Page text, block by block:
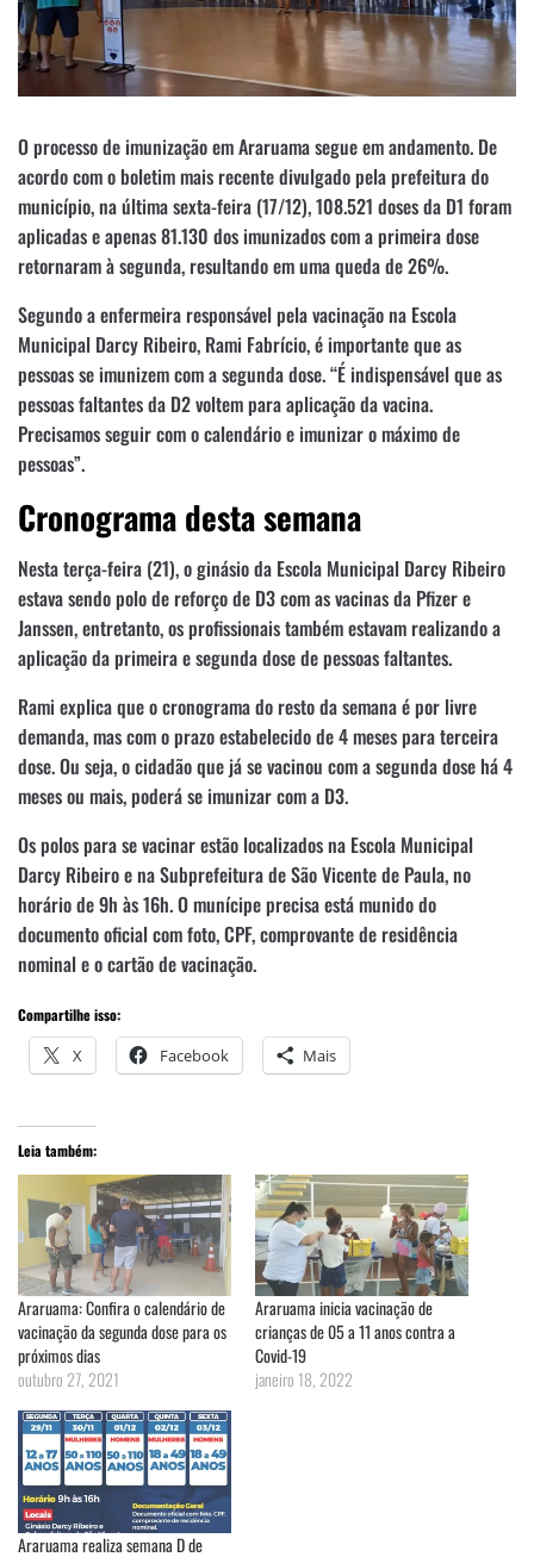
O processo de imunização em Araruama segue em andamento. De
acordo com o boletim mais recente divulgado pela prefeitura do
município, na última sexta-feira (17/12), 108.521 doses da D1 foram
aplicadas e apenas 81.130 dos imunizados com a primeira dose
retornaram à segunda, resultando em uma queda de 26%.
Segundo a enfermeira responsável pela vacinação na Escola
Municipal Darcy Ribeiro, Rami Fabrício, é importante que as
pessoas se imunizem com a segunda dose. “É indispensável que as
pessoas faltantes da D2 voltem para aplicação da vacina.
Precisamos seguir com o calendário e imunizar o máximo de
pessoas”.
Cronograma desta semana
Nesta terça-feira (21), o ginásio da Escola Municipal Darcy Ribeiro
estava sendo polo de reforço de D3 com as vacinas da Pfizer e
Janssen, entretanto, os profissionais também estavam realizando a
aplicação da primeira e segunda dose de pessoas faltantes.
Rami explica que o cronograma do resto da semana é por livre
demanda, mas com o prazo estabelecido de 4 meses para terceira
dose. Ou seja, o cidadão que já se vacinou com a segunda dose há 4
meses ou mais, poderá se imunizar com a D3.
Os polos para se vacinar estão localizados na Escola Municipal
Darcy Ribeiro e na Subprefeitura de São Vicente de Paula, no
horário de 9h às 16h. O munícipe precisa está munido do
documento oficial com foto, CPF, comprovante de residência
nominal e o cartão de vacinação.
Compartilhe isso:
X Facebook Mais
Leia também:
Araruama: Confira o calendário de
vacinação da segunda dose para os
próximos dias
outubro 27, 2021
Araruama inicia vacinação de
crianças de 05 a 11 anos contra a
Covid-19
janeiro 18, 2022
Araruama realiza semana D de